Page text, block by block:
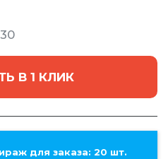
В 1 КЛИК
для заказа: 20 шт.